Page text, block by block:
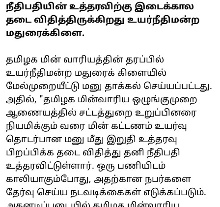
நீதிபதியின் உத்தரவிற்கு இடைக்கால
தடை விதித்திருக்கிறது உயர்நீதிமன்ற
மதுரைக்கிளை.
தமிழக மின் வாரியத்தின் தரப்பில்
உயர்நீதிமன்ற மதுரைக் கிளையில்
மேல்முறையீட்டு மனு தாக்கல் செய்யப்பட்டது.
அதில், "தமிழக மின்வாரிய ஒழுங்குமுறை
ஆணையத்தில் சட்டத்துறை உறுப்பினரை
நியமிக்கும் வரை மின் கட்டணம் உயர்வு
தொடர்பான மனு மீது இறுதி உத்தரவு
பிறப்பிக்க தடை விதித்து தனி நீதிபதி
உத்தரவிட்டுள்ளார். ஒரு பணியிடம்
காலியாகும்போது, அதற்கான நபர்களை
தேர்வு செய்ய நடவடிக்கைகள் எடுக்கப்படும்.